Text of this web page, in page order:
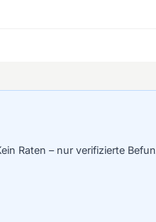
Raten – nur verifizierte